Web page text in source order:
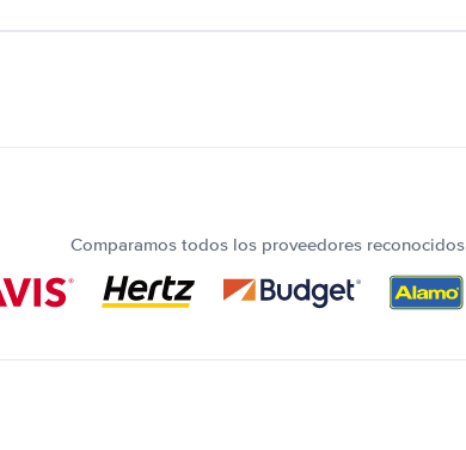
Comparamos todos los proveedores reconocidos